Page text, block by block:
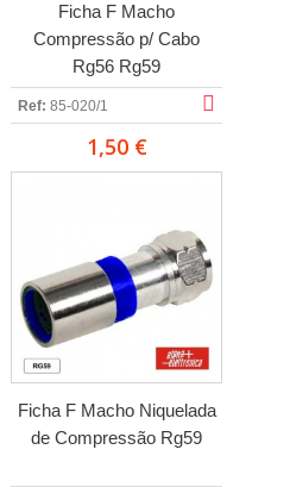
Ficha F Macho
Compressão p/ Cabo
Rg56 Rg59
Ref: 85-020/1
1,50 €
Ficha F Macho Niquelada
de Compressão Rg59